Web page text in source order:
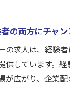
迎昭島市で軽貨
の両方にチャ
の求人は、経験
供しています。
が広がり、企業